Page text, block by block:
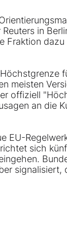
in
Fraktion dazu
meisten
offiziell
an die
EU-
sich
signalisiert,